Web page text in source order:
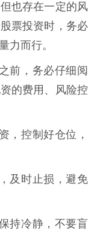
也存在一定的风
票投资时，务必
力而行。
前，务必仔细阅
的费用、风险控
，控制好仓位，
及时止损，避免
持冷静，不要盲